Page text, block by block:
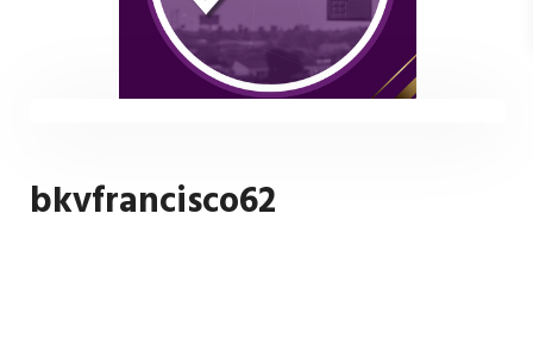
bkvfrancisco62